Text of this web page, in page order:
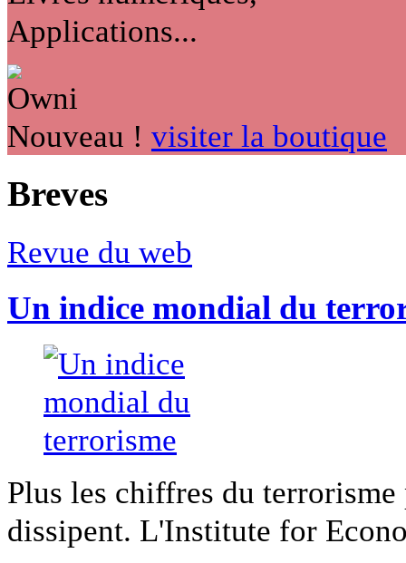
Applications...
Nouveau ! visiter la boutique
Breves
Revue du web
Un indice mondial du
Plus les chiffres du
dissipent. L'Institute for